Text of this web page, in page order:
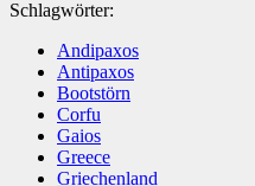
Schlagwörter:
Andipaxos
Antipaxos
Bootstörn
Corfu
Gaios
Greece
Griechenland